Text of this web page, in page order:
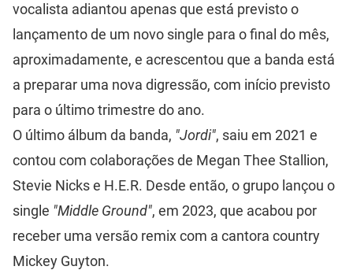
vocalista adiantou apenas que está previsto o
lançamento de um novo single para o final do mês,
aproximadamente, e acrescentou que a banda está
a preparar uma nova digressão, com início previsto
para o último trimestre do ano.
O último álbum da banda, "Jordi", saiu em 2021 e
contou com colaborações de Megan Thee Stallion,
Stevie Nicks e H.E.R. Desde então, o grupo lançou o
single "Middle Ground", em 2023, que acabou por
receber uma versão remix com a cantora country
Mickey Guyton.